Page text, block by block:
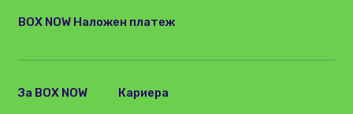
BOX NOW Наложен платеж
За BOX NOW Кариера